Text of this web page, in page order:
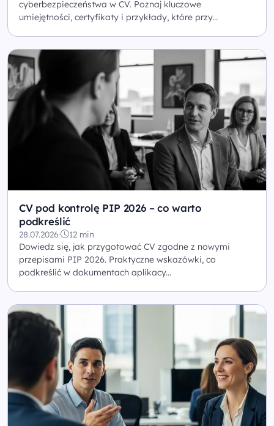
cyberbezpieczeństwa w CV. Poznaj kluczowe
umiejętności, certyfikaty i przykłady, które przy...
CV pod kontrolę PIP 2026 – co warto
podkreślić
28.07.2026· 12 min
Dowiedz się, jak przygotować CV zgodne z nowymi
przepisami PIP 2026. Praktyczne wskazówki, co
podkreślić w dokumentach aplikacy...